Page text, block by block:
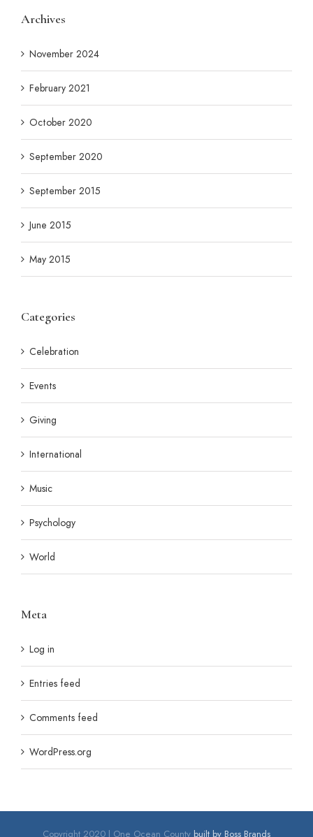
Archives
November 2024
February 2021
October 2020
September 2020
September 2015
June 2015
May 2015
Categories
Celebration
Events
Giving
International
Music
Psychology
World
Meta
Log in
Entries feed
Comments feed
WordPress.org
Copyright 2020 | One Ocean County built by Boss Brands